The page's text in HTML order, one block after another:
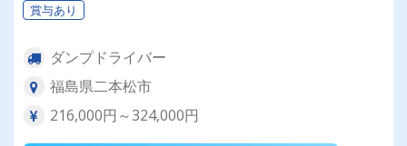
賞与あり
ダンプドライバー
福島県二本松市
216,000円～324,000円